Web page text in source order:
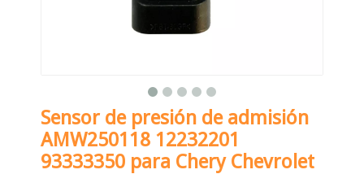
Sensor de presión de admisión
AMW250118 12232201
93333350 para Chery Chevrolet